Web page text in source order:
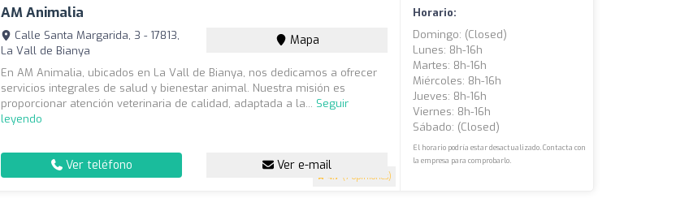
AM Animalia
4.7 (7 opiniones)
Calle Santa Margarida, 3 - 17813,
La Vall de Bianya
Mapa
En AM Animalia, ubicados en La Vall de Bianya, nos dedicamos a ofrecer
servicios integrales de salud y bienestar animal. Nuestra misión es
proporcionar atención veterinaria de calidad, adaptada a la... Seguir
leyendo
Ver teléfono Ver e-mail
Horario:
Domingo: (closed)
Lunes: 8h-16h
Martes: 8h-16h
Miércoles: 8h-16h
Jueves: 8h-16h
Viernes: 8h-16h
Sábado: (closed)
El horario podría estar desactualizado. Contacta con
la empresa para comprobarlo.